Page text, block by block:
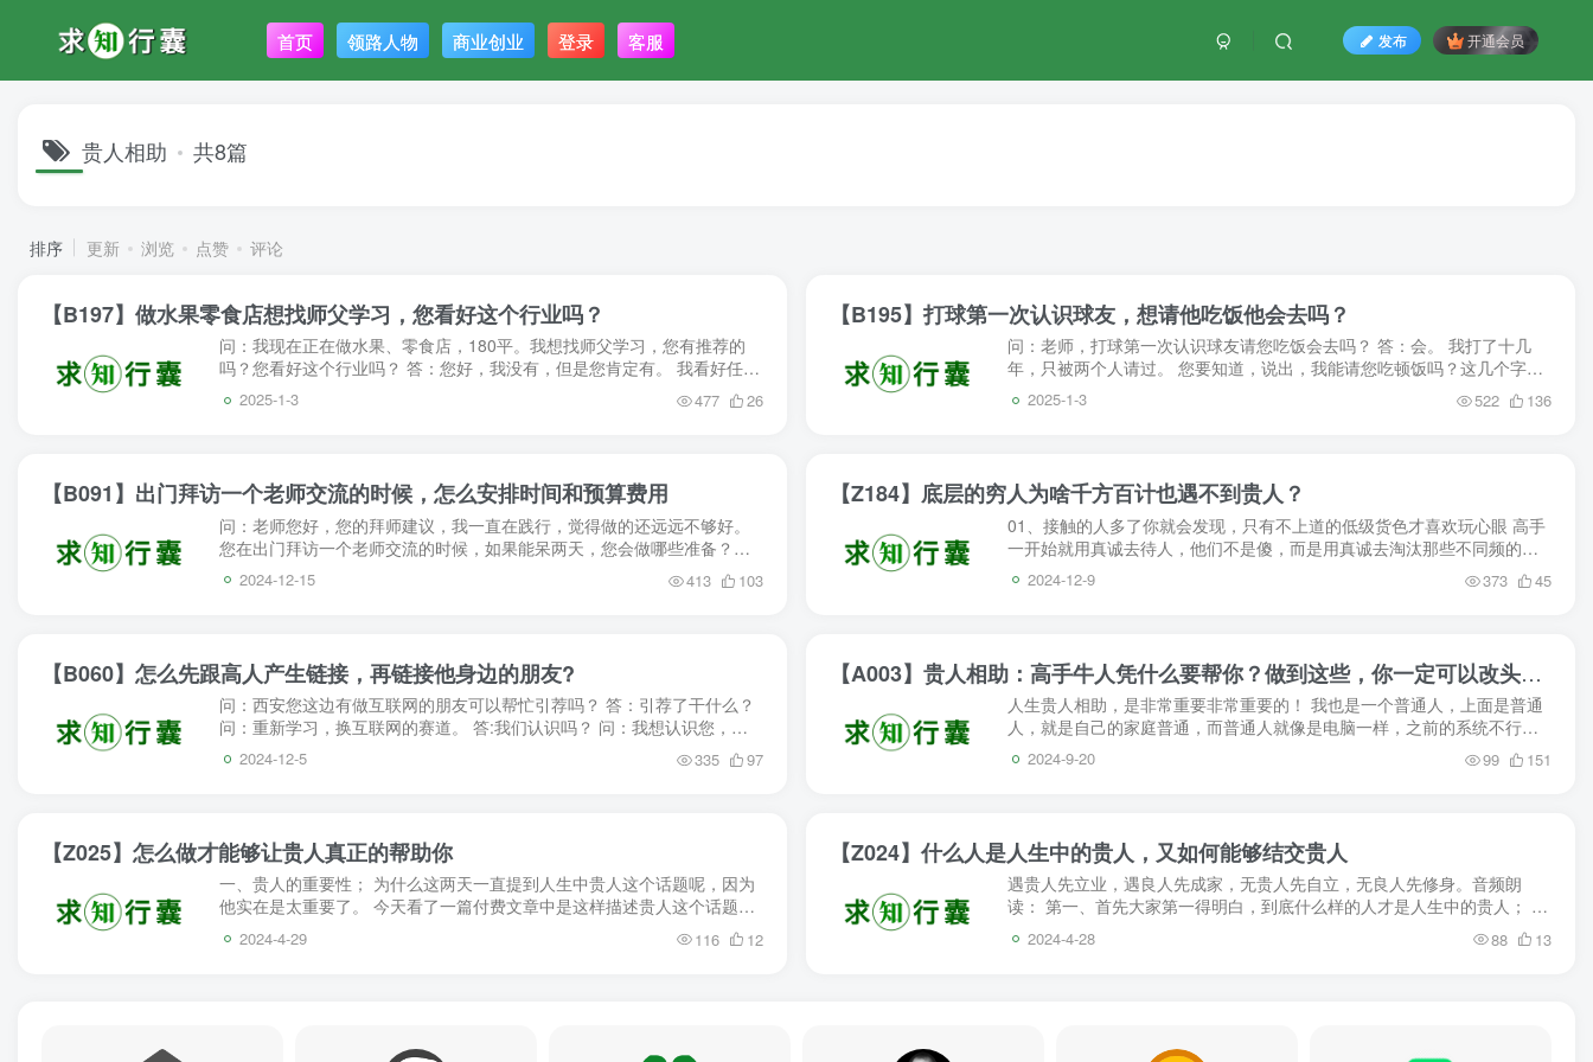
首页 领路人物 商业创业 登录 客服 发布 开通会员
贵人相助 共8篇
排序 更新 浏览 点赞 评论
【B197】做水果零食店想找师父学习，您看好这个行业吗？
问：我现在正在做水果、零食店，180平。我想找师父学习，您有推荐的
吗？您看好这个行业吗？ 答：您好，我没有，但是您肯定有。 我看好任何
行业。 但是什么行业能赚钱的都是少数。 这不取决于行...
2025-1-3 477 26
【B195】打球第一次认识球友，想请他吃饭他会去吗？
问：老师，打球第一次认识球友请您吃饭会去吗？ 答：会。 我打了十几
年，只被两个人请过。 您要知道，说出，我能请您吃顿饭吗？这几个字，
是需要心理建设多久，所以第一次跟我打球的人不可能喊...
2025-1-3 522 136
【B091】出门拜访一个老师交流的时候，怎么安排时间和预算费用
问：老师您好，您的拜师建议，我一直在践行，觉得做的还远远不够好。
您在出门拜访一个老师交流的时候，如果能呆两天，您会做哪些准备？
答：我认为，若是呆两天是对他的不尊重。因为，每个优秀...
2024-12-15 413 103
【Z184】底层的穷人为啥千方百计也遇不到贵人？
01、接触的人多了你就会发现，只有不上道的低级货色才喜欢玩心眼 高手
一开始就用真诚去待人，他们不是傻，而是用真诚去淘汰那些不同频的
人。 极度坦诚的人是很可怕的，他所有的东西都是可以和你...
2024-12-9 373 45
【B060】怎么先跟高人产生链接，再链接他身边的朋友?
问：西安您这边有做互联网的朋友可以帮忙引荐吗？ 答：引荐了干什么？
问：重新学习，换互联网的赛道。 答:我们认识吗？ 问：我想认识您，但
我会思考我能给您带去什么价值呢？怎样才算跟您产生...
2024-12-5 335 97
【A003】贵人相助：高手牛人凭什么要帮你？做到这些，你一定可以改头换面！
人生贵人相助，是非常重要非常重要的！ 我也是一个普通人，上面是普通
人，就是自己的家庭普通，而普通人就像是电脑一样，之前的系统不行，
得在自己尽量年轻的时候，重新装一遍系统！ 我重视贵人...
2024-9-20 99 151
【Z025】怎么做才能够让贵人真正的帮助你
一、贵人的重要性； 为什么这两天一直提到人生中贵人这个话题呢，因为
他实在是太重要了。 今天看了一篇付费文章中是这样描述贵人这个话题
的： 贵人的存在意义，就是帮你把一整套的系统式认知都...
2024-4-29 116 12
【Z024】什么人是人生中的贵人，又如何能够结交贵人
遇贵人先立业，遇良人先成家，无贵人先自立，无良人先修身。音频朗
读： 第一、首先大家第一得明白，到底什么样的人才是人生中的贵人； 真
正的贵人，不是有钱人，不是有权人，不是遇事能帮你平事...
2024-4-28 88 13